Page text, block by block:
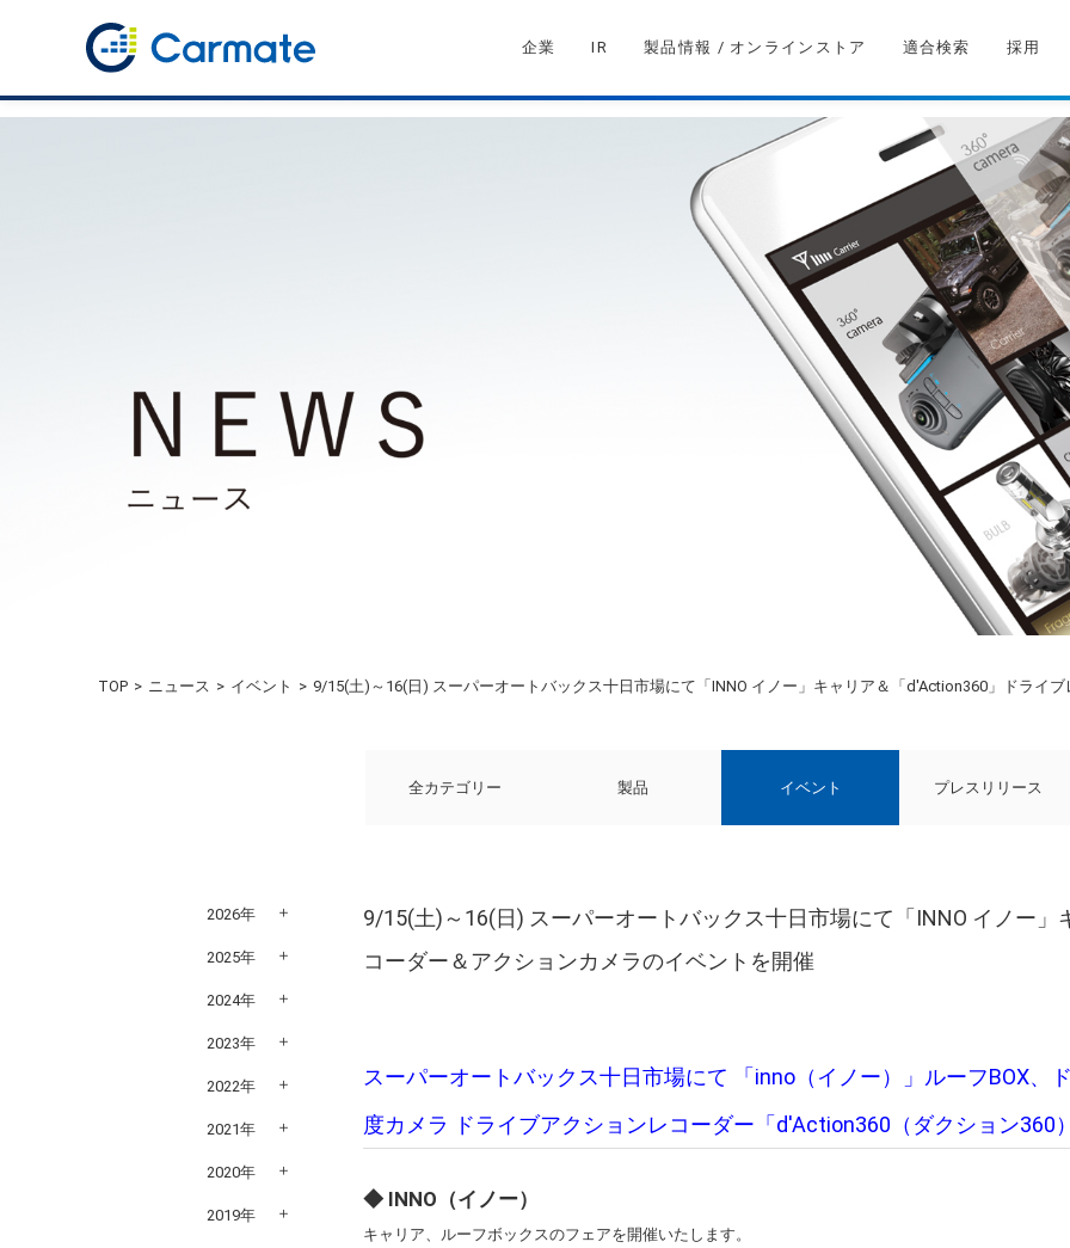
企業 IR 製品情報 / オンラインストア 適合検索 採用
TOP ニュース イベント 9/15(土)～16(日) スーパーオートバックス十日市場にて「INNO イノー」キャリア＆「d'Action360」ドライ
全カテゴリー 製品 イベント プレスリリース
9/15(土)～16(日) スーパーオートバックス十日市場にて「INNO イノー
コーダー＆アクションカメラのイベントを開催
スーパーオートバックス十日市場にて 「inno（イノー）」ルーフBOX、
度カメラ ドライブアクションレコーダー「d'Action360（ダクション360
◆ INNO（イノー）
キャリア、ルーフボックスのフェアを開催いたします。
2026年
2025年
2024年
2023年
2022年
2021年
2020年
2019年